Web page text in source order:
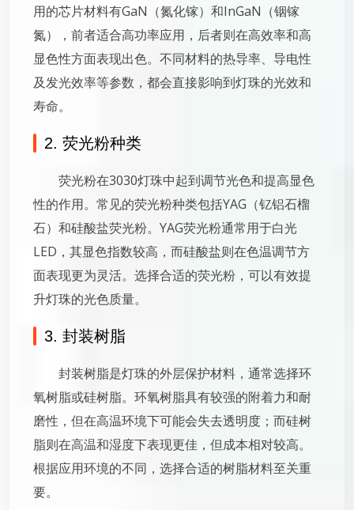
用的芯片材料有GaN（氮化镓）和InGaN（铟镓
氮），前者适合高功率应用，后者则在高效率和高
显色性方面表现出色。不同材料的热导率、导电性
及发光效率等参数，都会直接影响到灯珠的光效和
寿命。
2. 荧光粉种类
荧光粉在3030灯珠中起到调节光色和提高显色
性的作用。常见的荧光粉种类包括YAG（钇铝石榴
石）和硅酸盐荧光粉。YAG荧光粉通常用于白光
LED，其显色指数较高，而硅酸盐则在色温调节方
面表现更为灵活。选择合适的荧光粉，可以有效提
升灯珠的光色质量。
3. 封装树脂
封装树脂是灯珠的外层保护材料，通常选择环
氧树脂或硅树脂。环氧树脂具有较强的附着力和耐
磨性，但在高温环境下可能会失去透明度；而硅树
脂则在高温和湿度下表现更佳，但成本相对较高。
根据应用环境的不同，选择合适的树脂材料至关重
要。